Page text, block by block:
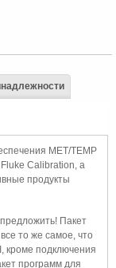
MET/TEMP
Calibration, а
продукты
Пакет
то же самое, что
кроме подключения
программ для